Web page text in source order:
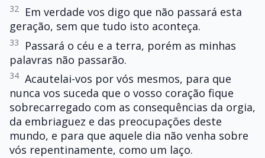
32
Em verdade vos digo que não passará esta
geração, sem que tudo isto aconteça.
33
Passará o céu e a terra, porém as minhas
palavras não passarão.
34 Acautelai-vos por vós mesmos, para que
nunca vos suceda que o vosso coração fique
sobrecarregado com as consequências da orgia,
da embriaguez e das preocupações deste
mundo, e para que aquele dia não venha sobre
vós repentinamente, como um laço.